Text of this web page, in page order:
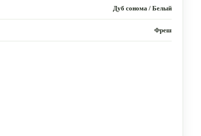
Дуб сонома / Белый
Фреш